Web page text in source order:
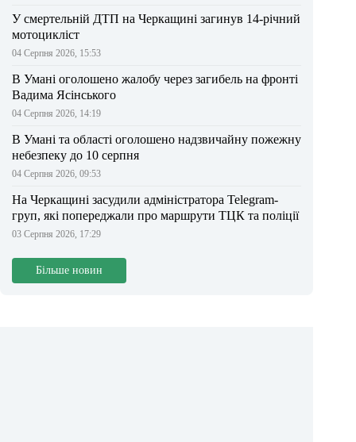
У смертельній ДТП на Черкащині загинув 14-річний
мотоцикліст
04 Серпня 2026, 15:53
В Умані оголошено жалобу через загибель на фронті
Вадима Ясінського
04 Серпня 2026, 14:19
В Умані та області оголошено надзвичайну пожежну
небезпеку до 10 серпня
04 Серпня 2026, 09:53
На Черкащині засудили адміністратора Telegram-
груп, які попереджали про маршрути ТЦК та поліції
03 Серпня 2026, 17:29
Більше новин